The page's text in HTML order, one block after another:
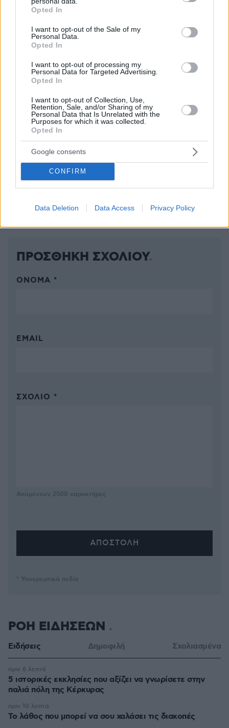
grant or deny consent to Google and its third-party tags to
use your data for below specified purposes in below Google
consent section.
Opted In
I want to opt-out of the Sale of my
Personal Data.
Opted In
I want to opt-out of processing my
Personal Data for Targeted Advertising.
Opted In
I want to opt-out of Collection, Use,
Retention, Sale, and/or Sharing of my
Personal Data that Is Unrelated with the
Purposes for which it was collected.
Opted In
Google consents
CONFIRM
Data Deletion Data Access Privacy Policy
11.11.2024, 16:59
Και ενα τραγος στην κιβωτο πως την λεγανε εκει
να δεις
ΑΠΑΝΤΗΣΗ
11.11.2024, 14:19
το σιγουρο ειναι πως καποιοι θα χασουν την δουλεια
ΑΠΑΝΤΗΣΗ
Μαρτέλης
11.11.2024, 13:57
Κρατήστε άθικτη την κούκλα με τη συσκευασία και
"ειδική έκδοση".
ΠΡΟΣΘΗΚΗ ΣΧΟΛΙΟΥ
ΌΝΟΜΑ *
EMAIL
ΣΧΌΛΙΟ *
Απομένουν 2500 χαρακτήρες
* Υποχρεωτικά πεδία
ΡΟΗ ΕΙΔΗΣΕΩΝ
Ειδήσεις Δημοφιλή Σχολιασμένα
5 ιστορικές εκκλησίες που αξίζει να γνωρίσετε στην
παλιά πόλη της Κέρκυρας
πριν 6 λεπτά
Το λάθος που μπορεί να σου χαλάσει τις διακοπές
πριν 10 λεπτά